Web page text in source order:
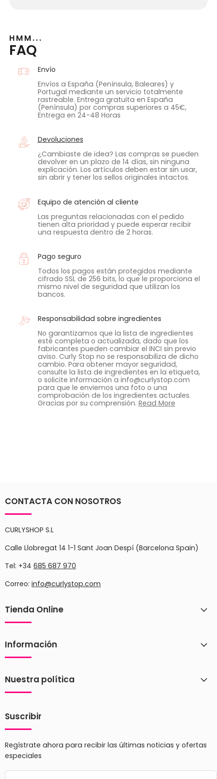
HMM...
FAQ
Envío
Envíos a España (Península, Baleares) y
Portugal mediante un servicio totalmente
rastreable. Entrega gratuita en España
(Península) por compras superiores a 45€,
Entrega en 24-48 Horas
Devoluciones
¿Cambiaste de idea? Las compras se pueden
devolver en un plazo de 14 días, sin ninguna
explicación. Los artículos deben estar sin usar,
sin abrir y tener los sellos originales intactos.
Equipo de atención al cliente
Las preguntas relacionadas con el pedido
tienen alta prioridad y puede esperar recibir
una respuesta dentro de 2 horas.
Pago seguro
Todos los pagos están protegidos mediante
cifrado SSL de 256 bits, lo que le proporciona el
mismo nivel de seguridad que utilizan los
bancos.
Responsabilidad sobre ingredientes
No garantizamos que la lista de ingredientes
esté completa o actualizada, dado que los
fabricantes pueden cambiar el INCI sin previo
aviso. Curly Stop no se responsabiliza de dicho
cambio. Para obtener mayor seguridad,
consulte la lista de ingredientes en la etiqueta,
o solicite información a info@curlystop.com
para que le enviemos una foto o una
comprobación de los ingredientes actuales.
Gracias por su comprensión. Read More
CONTACTA CON NOSOTROS
CURLYSHOP S.L
Calle Llobregat 14 1-1 Sant Joan Despí (Barcelona Spain)
Tel: +34 685 687 970
Correo: info@curlystop.com
Tienda Online
Información
Nuestra política
Suscribir
Regístrate ahora para recibir las últimas noticias y ofertas
especiales